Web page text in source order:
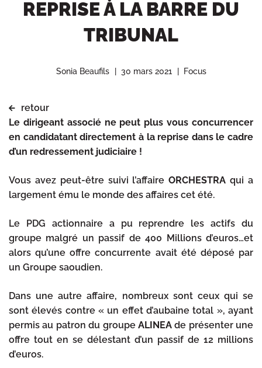
REPRISE À LA BARRE DU
TRIBUNAL
Sonia Beaufils 30 mars 2021 Focus
retour
Le dirigeant associé ne peut plus vous concurrencer
en candidatant directement à la reprise dans le cadre
d’un redressement judiciaire !
Vous avez peut-être suivi l’affaireORCHESTRA qui a
largement ému le monde des affaires cet été.
Le PDG actionnaire a pu reprendre les actifs du
groupe malgré un passif de 400 Millions d’euros…et
alors qu’une offre concurrente avait été déposé par
un Groupe saoudien.
Dans une autre affaire, nombreux sont ceux qui se
sont élevés contre « un effet d’aubaine total », ayant
permis au patron du groupe ALINEAde présenter une
offre tout en se délestant d’un passif de 12 millions
d’euros.